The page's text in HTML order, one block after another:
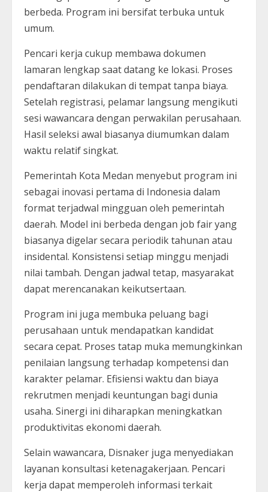
berbeda. Program ini bersifat terbuka untuk
umum.
Pencari kerja cukup membawa dokumen
lamaran lengkap saat datang ke lokasi. Proses
pendaftaran dilakukan di tempat tanpa biaya.
Setelah registrasi, pelamar langsung mengikuti
sesi wawancara dengan perwakilan perusahaan.
Hasil seleksi awal biasanya diumumkan dalam
waktu relatif singkat.
Pemerintah Kota Medan menyebut program ini
sebagai inovasi pertama di Indonesia dalam
format terjadwal mingguan oleh pemerintah
daerah. Model ini berbeda dengan job fair yang
biasanya digelar secara periodik tahunan atau
insidental. Konsistensi setiap minggu menjadi
nilai tambah. Dengan jadwal tetap, masyarakat
dapat merencanakan keikutsertaan.
Program ini juga membuka peluang bagi
perusahaan untuk mendapatkan kandidat
secara cepat. Proses tatap muka memungkinkan
penilaian langsung terhadap kompetensi dan
karakter pelamar. Efisiensi waktu dan biaya
rekrutmen menjadi keuntungan bagi dunia
usaha. Sinergi ini diharapkan meningkatkan
produktivitas ekonomi daerah.
Selain wawancara, Disnaker juga menyediakan
layanan konsultasi ketenagakerjaan. Pencari
kerja dapat memperoleh informasi terkait